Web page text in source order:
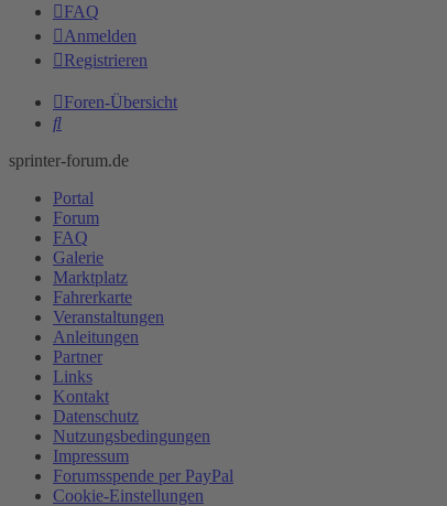
FAQ
Anmelden
Registrieren
Foren-Übersicht
Suche
sprinter-forum.de
Portal
Forum
FAQ
Galerie
Marktplatz
Fahrerkarte
Veranstaltungen
Anleitungen
Partner
Links
Kontakt
Datenschutz
Nutzungsbedingungen
Impressum
Forumsspende per PayPal
Cookie-Einstellungen